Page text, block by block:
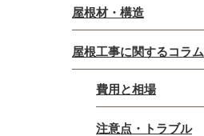
屋根材・構造
屋根工事に関するコラム
費用と相場
注意点・トラブル